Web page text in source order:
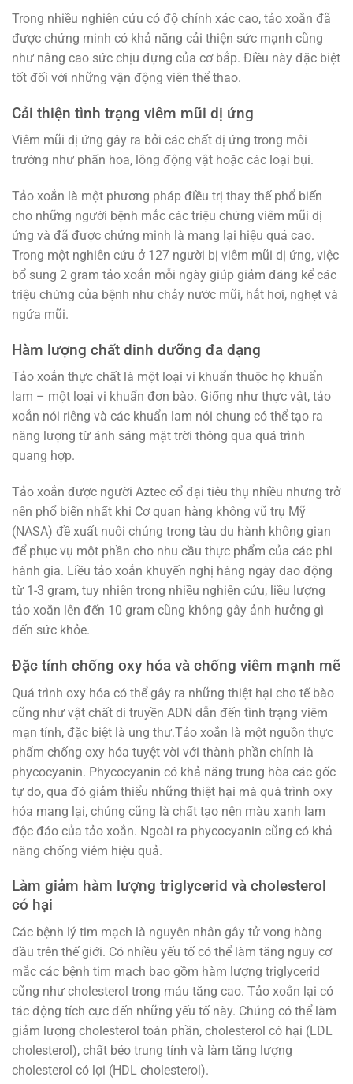
Trong nhiều nghiên cứu có độ chính xác cao, tảo xoắn đã
được chứng minh có khả năng cải thiện sức mạnh cũng
như nâng cao sức chịu đựng của cơ bắp. Điều này đặc biệt
tốt đối với những vận động viên thể thao.
Cải thiện tình trạng viêm mũi dị ứng
Viêm mũi dị ứng gây ra bởi các chất dị ứng trong môi
trường như phấn hoa, lông động vật hoặc các loại bụi.
Tảo xoắn là một phương pháp điều trị thay thế phổ biến
cho những người bệnh mắc các triệu chứng viêm mũi dị
ứng và đã được chứng minh là mang lại hiệu quả cao.
Trong một nghiên cứu ở 127 người bị viêm mũi dị ứng, việc
bổ sung 2 gram tảo xoắn mỗi ngày giúp giảm đáng kể các
triệu chứng của bệnh như chảy nước mũi, hắt hơi, nghẹt và
ngứa mũi.
Hàm lượng chất dinh dưỡng đa dạng
Tảo xoắn thực chất là một loại vi khuẩn thuộc họ khuẩn
lam – một loại vi khuẩn đơn bào. Giống như thực vật, tảo
xoắn nói riêng và các khuẩn lam nói chung có thể tạo ra
năng lượng từ ánh sáng mặt trời thông qua quá trình
quang hợp.
Tảo xoắn được người Aztec cổ đại tiêu thụ nhiều nhưng trở
nên phổ biến nhất khi Cơ quan hàng không vũ trụ Mỹ
(NASA) đề xuất nuôi chúng trong tàu du hành không gian
để phục vụ một phần cho nhu cầu thực phẩm của các phi
hành gia. Liều tảo xoắn khuyến nghị hàng ngày dao động
từ 1-3 gram, tuy nhiên trong nhiều nghiên cứu, liều lượng
tảo xoắn lên đến 10 gram cũng không gây ảnh hưởng gì
đến sức khỏe.
Đặc tính chống oxy hóa và chống viêm mạnh mẽ
Quá trình oxy hóa có thể gây ra những thiệt hại cho tế bào
cũng như vật chất di truyền ADN dẫn đến tình trạng viêm
mạn tính, đặc biệt là ung thư.Tảo xoắn là một nguồn thực
phẩm chống oxy hóa tuyệt vời với thành phần chính là
phycocyanin. Phycocyanin có khả năng trung hòa các gốc
tự do, qua đó giảm thiểu những thiệt hại mà quá trình oxy
hóa mang lại, chúng cũng là chất tạo nên màu xanh lam
độc đáo của tảo xoắn. Ngoài ra phycocyanin cũng có khả
năng chống viêm hiệu quả.
Làm giảm hàm lượng triglycerid và cholesterol
có hại
Các bệnh lý tim mạch là nguyên nhân gây tử vong hàng
đầu trên thế giới. Có nhiều yếu tố có thể làm tăng nguy cơ
mắc các bệnh tim mạch bao gồm hàm lượng triglycerid
cũng như cholesterol trong máu tăng cao. Tảo xoắn lại có
tác động tích cực đến những yếu tố này. Chúng có thể làm
giảm lượng cholesterol toàn phần, cholesterol có hại (LDL
cholesterol), chất béo trung tính và làm tăng lượng
cholesterol có lợi (HDL cholesterol).